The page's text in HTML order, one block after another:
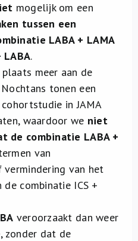
mogelijk om een
tussen een
LABA + LAMA
.
meer aan de
tonen een
in JAMA
waardoor we niet
de combinatie LABA +
van
van het
combinatie ICS +
veroorzaakt dan weer
, zonder dat de